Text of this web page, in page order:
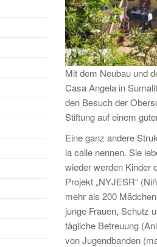
Mit dem Neubau und
Casa Angela in
den Besuch der
Stiftung auf einem
Eine ganz andere
la calle nennen. Sie
wieder werden Kinder
Projekt „NYJESR“
mehr als 200
junge Frauen, Schutz
tägliche Betreuung
von Jugendbanden